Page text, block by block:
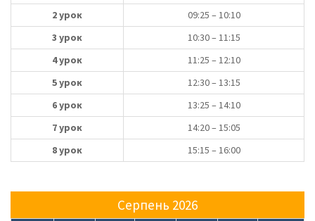
2 урок
09:25 – 10:10
3 урок
10:30 – 11:15
4 урок
11:25 – 12:10
5 урок
12:30 – 13:15
6 урок
13:25 – 14:10
7 урок
14:20 – 15:05
8 урок
15:15 – 16:00
Серпень 2026